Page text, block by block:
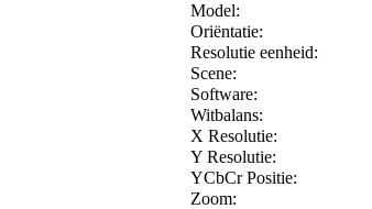
Model:
Oriëntatie:
Resolutie eenheid:
Scene:
Software:
Witbalans:
X Resolutie:
Y Resolutie:
YCbCr Positie:
Zoom: